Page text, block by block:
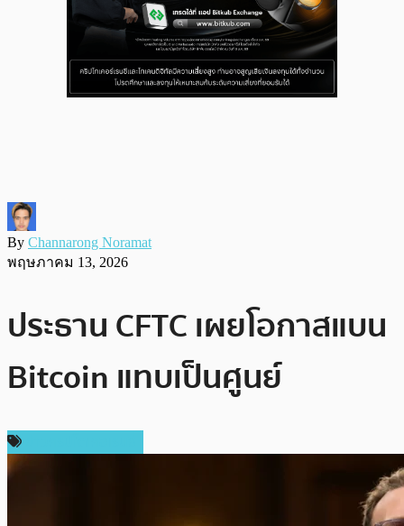
By Channarong Noramat
พฤษภาคม 13, 2026
ประธาน CFTC เผยโอกาสแบน
Bitcoin แทบเป็นศูนย์